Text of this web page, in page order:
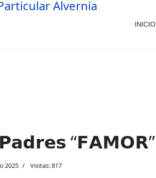
INICIO
“𝗙𝗔𝗠𝗢𝗥”
2025 Visitas: 817